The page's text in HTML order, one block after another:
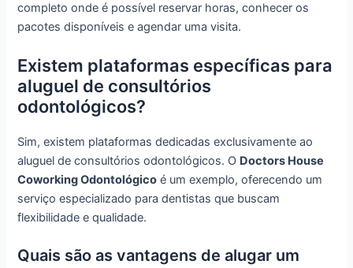
completo onde é possível reservar horas, conhecer os
pacotes disponíveis e agendar uma visita.
Existem plataformas específicas para
aluguel de consultórios
odontológicos?
Sim, existem plataformas dedicadas exclusivamente ao
aluguel de consultórios odontológicos. O Doctors House
Coworking Odontológico é um exemplo, oferecendo um
serviço especializado para dentistas que buscam
flexibilidade e qualidade.
Quais são as vantagens de alugar um